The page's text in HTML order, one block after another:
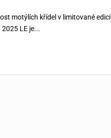
motýlích křídel v limitované edici
LE je...